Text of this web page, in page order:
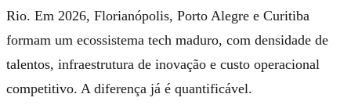
Rio. Em 2026, Florianópolis, Porto Alegre e Curitiba
formam um ecossistema tech maduro, com densidade de
talentos, infraestrutura de inovação e custo operacional
competitivo. A diferença já é quantificável.